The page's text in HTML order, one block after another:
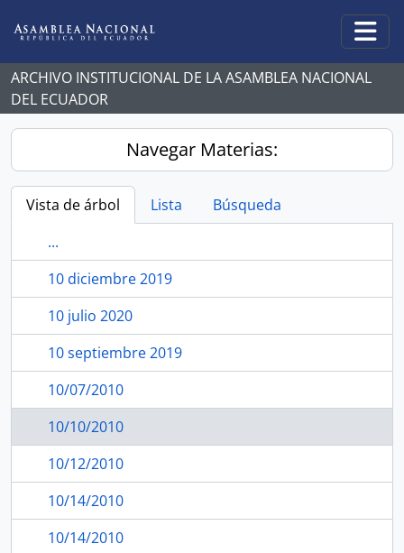
ARCHIVO INSTITUCIONAL DE LA ASAMBLEA NACIONAL
DEL ECUADOR
Navegar Materias:
Vista de árbol Lista
Búsqueda
...
10 diciembre 2019
10 julio 2020
10 septiembre 2019
10/07/2010
10/10/2010
10/12/2010
10/14/2010
10/14/2010